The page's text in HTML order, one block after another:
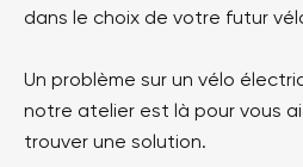
dans le choix de votre futur
Un problème sur un vélo
notre atelier est là pour vous
trouver une solution.